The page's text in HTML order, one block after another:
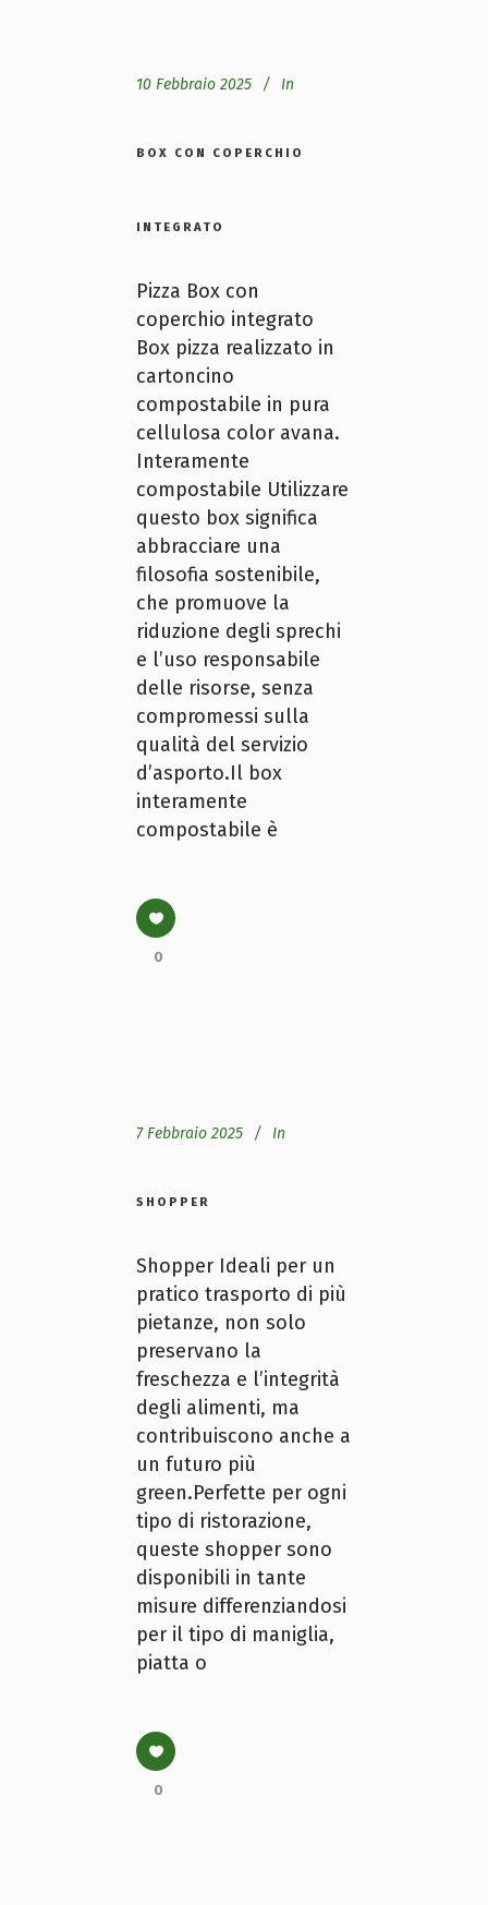
10 Febbraio 2025 In
BOX CON COPERCHIO
INTEGRATO
Pizza Box con
coperchio integrato
Box pizza realizzato in
cartoncino
compostabile in pura
cellulosa color avana.
Interamente
compostabile Utilizzare
questo box significa
abbracciare una
filosofia sostenibile,
che promuove la
riduzione degli sprechi
e l’uso responsabile
delle risorse, senza
compromessi sulla
qualità del servizio
d’asporto.Il box
interamente
compostabile è
0
7 Febbraio 2025 In
SHOPPER
Shopper Ideali per un
pratico trasporto di più
pietanze, non solo
preservano la
freschezza e l’integrità
degli alimenti, ma
contribuiscono anche a
un futuro più
green.Perfette per ogni
tipo di ristorazione,
queste shopper sono
disponibili in tante
misure differenziandosi
per il tipo di maniglia,
piatta o
0